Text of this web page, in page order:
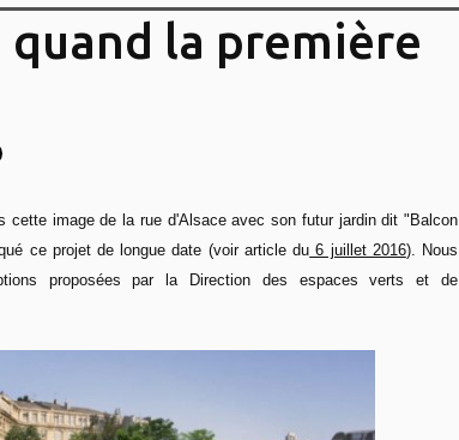
quand la première
cette image de la rue d'Alsace avec son futur jardin dit "Balcon
ce projet de longue date (voir article du 6 juillet 2016). Nous
proposées par la Direction des espaces verts et de